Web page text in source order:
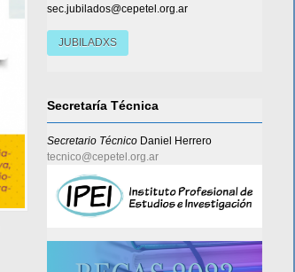
sec.jubilados@cepetel.org.ar
JUBILADXS
Secretaría Técnica
Secretario Técnico Daniel Herrero
tecnico@cepetel.org.ar